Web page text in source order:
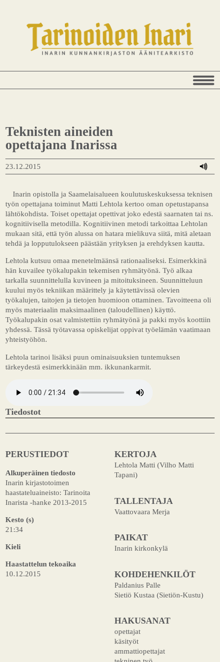
Teknisten aineiden
opettajana Inarissa
23.12.2015
Inarin opistolla ja Saamelaisalueen koulutuskeskuksessa teknisen
työn opettajana toiminut Matti Lehtola kertoo oman opetustapansa
lähtökohdista. Toiset opettajat opettivat joko edestä saarnaten tai ns.
kognitiivisella metodilla. Kognitiivinen metodi tarkoittaa Lehtolan
mukaan sitä, että työn alussa on hatara mielikuva siitä, mitä aletaan
tehdä ja lopputulokseen päästään yrityksen ja erehdyksen kautta.
Lehtola kutsuu omaa menetelmäänsä rationaaliseksi. Esimerkkinä
hän kuvailee työkalupakin tekemisen ryhmätyönä. Työ alkaa
tarkalla suunnittelulla kuvineen ja mitoituksineen. Suunnitteluun
kuului myös tekniikan määrittely ja käytettävissä olevien
työkalujen, taitojen ja tietojen huomioon ottaminen. Tavoitteena oli
myös materiaalin maksimaalinen (taloudellinen) käyttö.
Työkalupakin osat valmistettiin ryhmätyönä ja pakki myös koottiin
yhdessä. Tässä työtavassa opiskelijat oppivat työelämän vaatimaan
yhteistyöhön.
Lehtola tarinoi lisäksi puun ominaisuuksien tuntemuksen
tärkeydestä esimerkkinään mm. ikkunankarmit.
Tiedostot
PERUSTIEDOT
Alkuperäinen tiedosto
Inarin kirjastotoimen
haastateluaineisto: Tarinoita
Inarista -hanke 2013-2015
Kesto (s)
21:34
Kieli
Haastattelun tekoaika
10.12.2015
KERTOJA
Lehtola Matti (Vilho Matti
Tapani)
TALLENTAJA
Vaattovaara Merja
PAIKAT
Inarin kirkonkylä
KOHDEHENKILÖT
Paldanius Palle
Sietiö Kustaa (Sietiön-Kustu)
HAKUSANAT
opettajat
käsityöt
ammattiopettajat